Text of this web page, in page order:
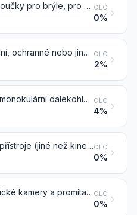
Obruby a obroučky pro brýle, pro ochranné brýle nebo pro podobné výrobky, a jejich části a součásti CLO
0%
Brýle (korekční, ochranné nebo jiné) a podobné výrobky CLO
2%
Binokulární a monokulární dalekohledy a jiné optické teleskopy a jejich podstavce a rámy; ostatní astronomické přístroje a jejich podstavce a rámy, avšak s výjimkou radioastronomických přístrojů CLO
4%
Fotografické přístroje (jiné než kinematografické); přístroje a žárovky pro bleskové světlo k fotografickým účelům, kromě výbojek čísla 8539CLO
0%
Kinematografické kamery a promítací přístroje, též s vestavěnými přístroji pro záznam nebo reprodukci zvuku CLO
0%